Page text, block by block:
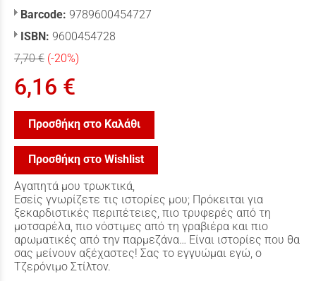
Barcode: 9789600454727
ISBN: 9600454728
7,70 € (-20%)
6,16 €
Προσθήκη στο Καλάθι
Προσθήκη στο Wishlist
Αγαπητά μου τρωκτικά,
Εσείς γνωρίζετε τις ιστορίες μου; Πρόκειται για
ξεκαρδιστικές περιπέτειες, πιο τρυφερές από τη
μοτσαρέλα, πιο νόστιμες από τη γραβιέρα και πιο
αρωματικές από την παρμεζάνα… Είναι ιστορίες που θα
σας μείνουν αξέχαστες! Σας το εγγυώμαι εγώ, ο
Τζερόνιμο Στίλτον.